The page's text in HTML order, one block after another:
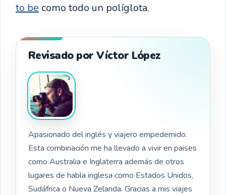
to be como todo un políglota.
Revisado por Víctor López
Apasionado del inglés y viajero empedernido.
Esta combinación me ha llevado a vivir en paises
como Australia e Inglaterra además de otros
lugares de habla inglesa como Estados Unidos,
Sudáfrica o Nueva Zelanda. Gracias a mis viajes